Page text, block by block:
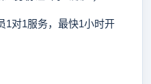
对1服务，最快1小时开